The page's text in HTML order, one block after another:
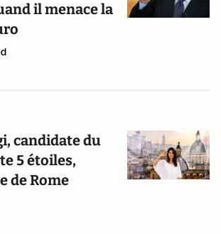
il menace la
candidate du
5 étoiles,
de Rome